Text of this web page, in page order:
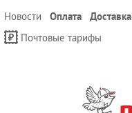
Новости Оплата Доставка
Почтовые тарифы